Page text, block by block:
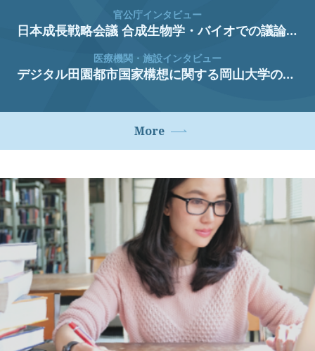
官公庁インタビュー
日本成長戦略会議 合成生物学・バイオでの議論と経済産業省生物化学産業課の取組 廣瀬 大也 氏 経済産業省 生物化学産業課 課長
医療機関・施設インタビュー
デジタル田園都市国家構想に関する岡山大学の取り組み 櫻井 淳 氏 岡山大学 副理事（イノベーション担当） 岡山大学病院 副病院長（研究担当） 新医療研究開発センター 副センター長・教授 研究・イノベーション共創機構 医療系本部長 上田 浩平 氏 岡山大学学術研究院医歯薬学域 地域医療DX推進講座 助教
More